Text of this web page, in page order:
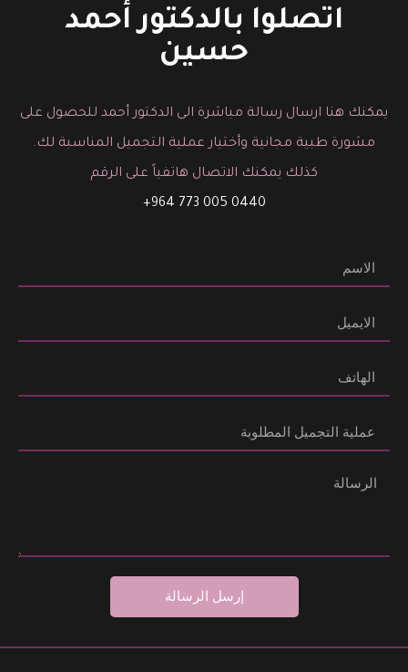
اتصلوا بالدكتور أحمد
حسين
يمكنك هنا ارسال رسالة مباشرة الى الدكتور أحمد للحصول على
مشورة طبية مجانية وأختيار عملية التجميل المناسبة لك.
كذلك يمكنك الاتصال هاتفياً على الرقم
0440 005 773 964+
إرسل الرسالة